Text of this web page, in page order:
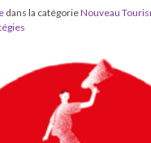
dans la catégorieNouveau